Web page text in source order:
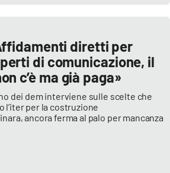
diretti per
di comunicazione, il
c’è ma già paga»
dei dem interviene sulle scelte che
l’iter per la costruzione
ancora ferma al palo per mancanza